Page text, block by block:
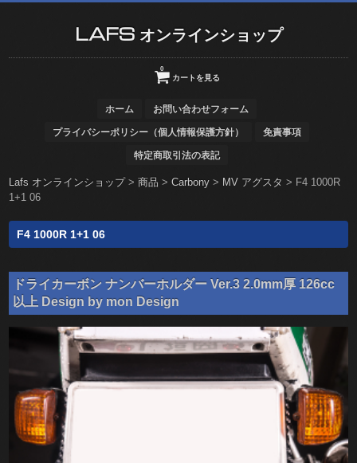
LAFS オンラインショップ
カートを見る
0
ホーム お問い合わせフォーム
プライバシーポリシー（個人情報保護方針） 免責事項
特定商取引法の表記
Lafs オンラインショップ>商品 >Carbony > MV アグスタ > F4 1000R
1+1 06
F4 1000R 1+1 06
ドライカーボン ナンバーホルダー Ver.3 2.0mm厚 126cc
以上 Design by mon Design